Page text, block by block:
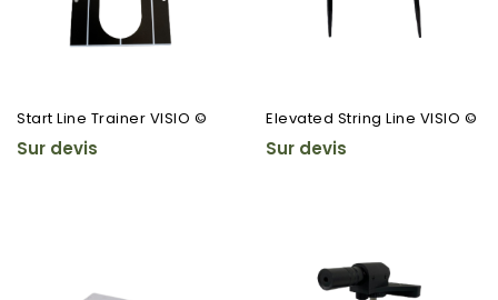
Start Line Trainer VISIO ©
Sur devis
Elevated String Line VISIO ©
Sur devis